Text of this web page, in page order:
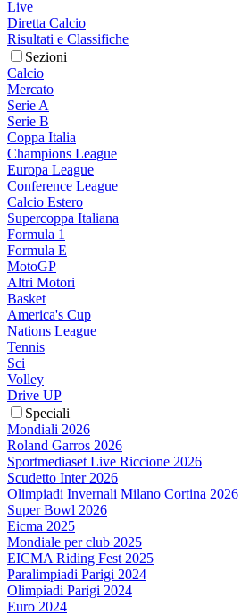
Live
Diretta Calcio
Risultati e Classifiche
Sezioni
Calcio
Mercato
Serie A
Serie B
Coppa Italia
Champions League
Europa League
Conference League
Calcio Estero
Supercoppa Italiana
Formula 1
Formula E
MotoGP
Altri Motori
Basket
America's Cup
Nations League
Tennis
Sci
Volley
Drive UP
Speciali
Mondiali 2026
Roland Garros 2026
Sportmediaset Live Riccione 2026
Scudetto Inter 2026
Olimpiadi Invernali Milano Cortina 2026
Super Bowl 2026
Eicma 2025
Mondiale per club 2025
EICMA Riding Fest 2025
Paralimpiadi Parigi 2024
Olimpiadi Parigi 2024
Euro 2024